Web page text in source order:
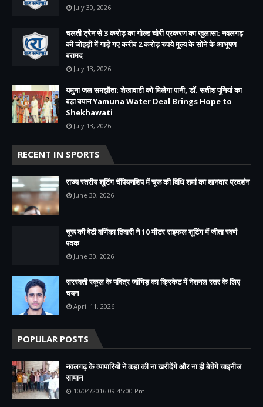
July 30, 2026
चलती ट्रेन से 3 करोड़ का गोल्ड चोरी प्रकरण का खुलासा: नवलगढ़
की जोहड़ी में गाड़े गए करीब 2 करोड़ रुपये मूल्य के सोने के आभूषण
बरामद
July 13, 2026
यमुना जल समझौता: शेखावाटी को मिलेगा पानी, डॉ. सतीश पूनियां का
बड़ा बयान Yamuna Water Deal Brings Hope to
Shekhawati
July 13, 2026
RECENT IN SPORTS
राज्य स्तरीय शूटिंग चैंपियनशिप में चूरू की विधि शर्मा का शानदार प्रदर्शन
June 30, 2026
चूरू की बेटी वर्णिका तिवारी ने 10 मीटर राइफल शूटिंग में जीता स्वर्ण
पदक
June 30, 2026
सरस्वती स्कूल के पवित्र जांगिड़ का क्रिकेट में नेशनल स्तर के लिए
चयन
April 11, 2026
POPULAR POSTS
नवलगढ़ के व्यापारियों ने कहा की ना खरीदेंगे और ना ही बेचेंगे चाइनीज
सामान
10/04/2016 09:45:00 Pm